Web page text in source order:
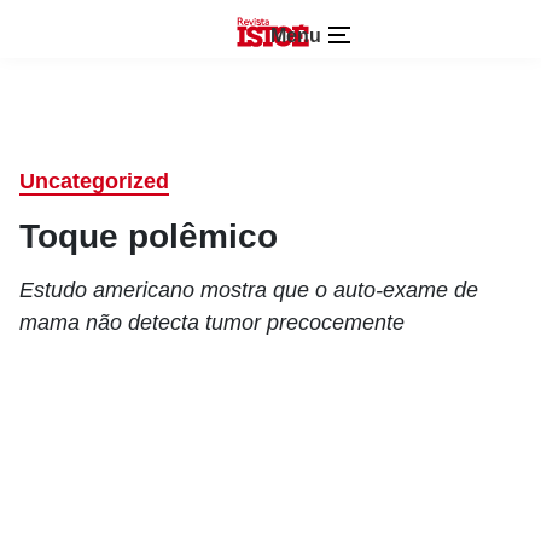
Menu
Uncategorized
Toque polêmico
Estudo americano mostra que o auto-exame de
mama não detecta tumor precocemente